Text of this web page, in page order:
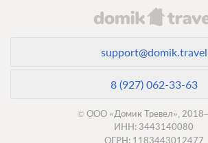
support@domik.travel
8 (927) 062-33-63
© ООО «Домик Тревел»,
ИНН: 3443140080
ОГРН: 1183443012477